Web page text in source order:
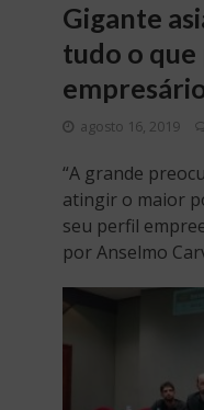
Gigante
tudo o que
agosto 16, 2019
“A grande
atingir o maior
seu perfil
por Anselmo